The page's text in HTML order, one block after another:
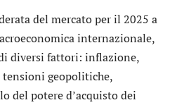
del mercato per il 2025 a
internazionale,
diversi fattori: inflazione,
geopolitiche,
del potere d’acquisto dei